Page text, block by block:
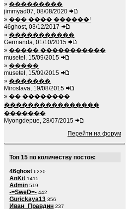
» ���������
jimmyad07, 08/08/2020
» ��� ���� ������!
46ghost, 03/12/2017
» �����������
Germanda, 01/10/2015
» ����� �����������
musetel, 15/09/2015
» �����
musetel, 15/09/2015
» �������
Miroslava, 19/08/2015
» �� ��������
����������������
�������
Myongdepue, 28/07/2015
Перейти на форум
Топ 15 по количеству постов:
46ghost 6230
AnKit 1415
Admin 519
-=SweD=- 442
Gurickaya13 356
Иван_Правдин 237